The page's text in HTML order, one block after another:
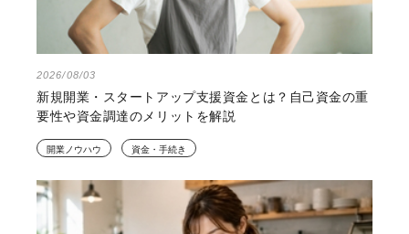
2026/08/03
新規開業・スタートアップ支援資金とは？自己資金の重
要性や資金調達のメリットを解説
開業ノウハウ 資金・手続き